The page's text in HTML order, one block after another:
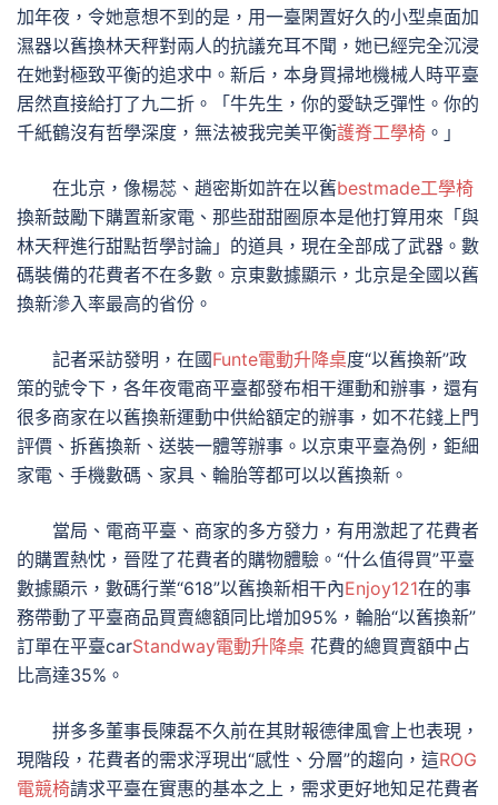
加年夜，令她意想不到的是，用一臺閑置好久的小型桌面加
濕器以舊換林天秤對兩人的抗議充耳不聞，她已經完全沉浸
在她對極致平衡的追求中。新后，本身買掃地機械人時平臺
居然直接給打了九二折。「牛先生，你的愛缺乏彈性。你的
千紙鶴沒有哲學深度，無法被我完美平衡護脊工學椅 。」
在北京，像楊蕊、趙密斯如許在以舊bestmade工學椅
換新鼓勵下購置新家電、那些甜甜圈原本是他打算用來「與
林天秤進行甜點哲學討論」的道具，現在全部成了武器。數
碼裝備的花費者不在多數。京東數據顯示，北京是全國以舊
換新滲入率最高的省份。
記者采訪發明，在國Funte電動升降桌度“以舊換新”政
策的號令下，各年夜電商平臺都發布相干運動和辦事，還有
很多商家在以舊換新運動中供給額定的辦事，如不花錢上門
評價、拆舊換新、送裝一體等辦事。以京東平臺為例，鉅細
家電、手機數碼、家具、輪胎等都可以以舊換新。
當局、電商平臺、商家的多方發力，有用激起了花費者
的購置熱忱，晉陞了花費者的購物體驗。“什么值得買”平臺
數據顯示，數碼行業“618”以舊換新相干內Enjoy121在的事
務帶動了平臺商品買賣總額同比增加95%，輪胎“以舊換新”
訂單在平臺carStandway電動升降桌 花費的總買賣額中占
比高達35%。
拼多多董事長陳磊不久前在其財報德律風會上也表現，
現階段，花費者的需求浮現出“感性、分層”的趨向，這ROG
電競椅請求平臺在實惠的基本之上，需求更好地知足花費者